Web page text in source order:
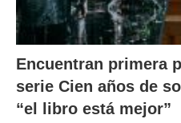
Encuentran primera
serie Cien años de
“el libro está mejor”